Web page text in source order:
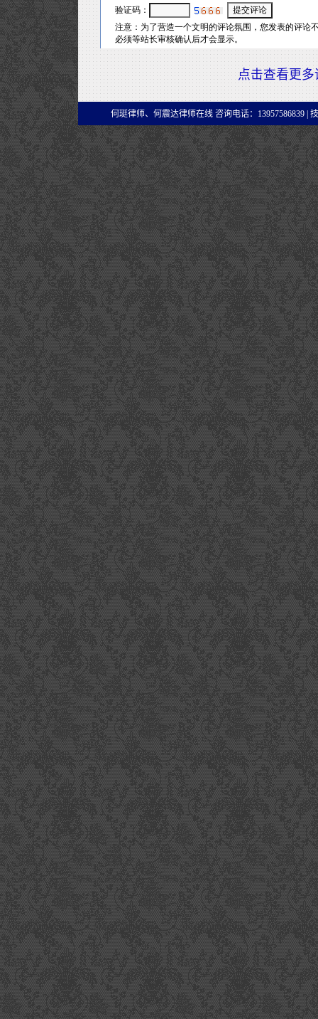
点击查看更多
何珽律师、何震达律师在线 咨询电话：13957586839 |